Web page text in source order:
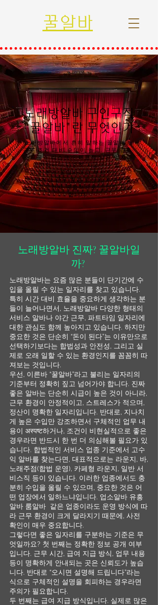
꿀알바
노래방알바 구인구직
"꿀알바"란 무엇인가
노래방알바에서 흔히 말하는 꿀알바란
근무 조건 대비 수입이 높고, 근무 강도·
스트레스·리스크가 비교적 낮은 일자리
를 의미합니다.단순히 시급이나 일당이
높다고 해서 꿀알바라고 부르지는 않으
며, 안전성·근무 환경·정산의 투명성·출
근 자유도까지 종합적으로 고려해 판단
합니다.
노래방알바 진짜? 꿀알바일
까?
노래방알바는 요즘 많은 분들이 단기간에 수
입을 올릴 수 있는 일자리를 찾고 있습니다.
특히 시간 대비 효율을 중요하게 생각하는 분
들이 늘어나면서, 노래방알바 다양한 형태의
서비스 알바나 야간 근무, 파트타임 일자리에
대한 관심도 함께 높아지고 있습니다. 하지만
중요한 것은 단순히 “돈이 된다”는 이유만으로
선택하기보다는 합법성과 안전성, 그리고 실
제로 오래 일할 수 있는 환경인지를 꼼꼼히 따
져보는 것입니다.
우선, 이른바 “꿀알바”라고 불리는 일자리의
기준부터 정확히 짚고 넘어가야 합니다. 진짜
좋은 알바는 단순히 시급이 높은 것이 아니라,
근무 환경이 안정적이고, 스트레스가 적으며,
정산이 명확한 일자리입니다. 반대로, 지나치
게 높은 수입만 강조하면서 구체적인 업무 내
용이 अस्पष्ट하거나, 조건이 비현실적으로 좋은
경우라면 반드시 한 번 더 의심해볼 필요가 있
습니다. 합법적인 서비스 업종 기준에서 고수
익 알바를 찾는다면, 대표적으로는 라운지, 바,
노래주점(합법 운영), 카페형 라운지, 일반 서
비스직 등이 있습니다. 이러한 업종에서도 충
분히 수입을 올릴 수 있으며, 중요한 것은 어
떤 업장에서 일하느냐입니다. 업소알바 유흥
알바 룸알바 같은 업종이라도 운영 방식에 따
라 근무 환경이 크게 달라지기 때문에, 사전
확인이 매우 중요합니다.
그렇다면 좋은 일자리를 구분하는 기준은 무
엇일까요? 첫 번째는 정확한 정보 공개 여부
입니다. 근무 시간, 급여 지급 방식, 업무 내용
등이 명확하게 안내되는 곳은 신뢰도가 높습
니다. 반대로 “오시면 설명해 드립니다”라는
식으로 구체적인 설명을 회피하는 경우라면
주의가 필요합니다.
두 번째는 급여 지급 방식입니다. 실제로 많은